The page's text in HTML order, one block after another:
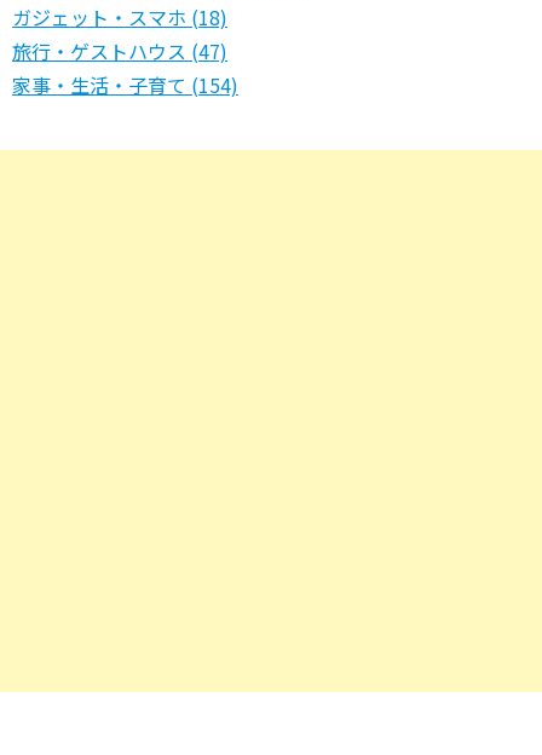
ガジェット・スマホ (18)
旅行・ゲストハウス (47)
家事・生活・子育て (154)